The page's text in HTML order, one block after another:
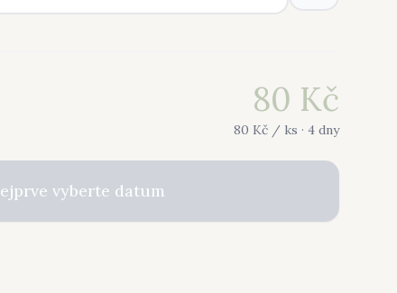
80 Kč
80 Kč / ks · 4 dny
vyberte datum